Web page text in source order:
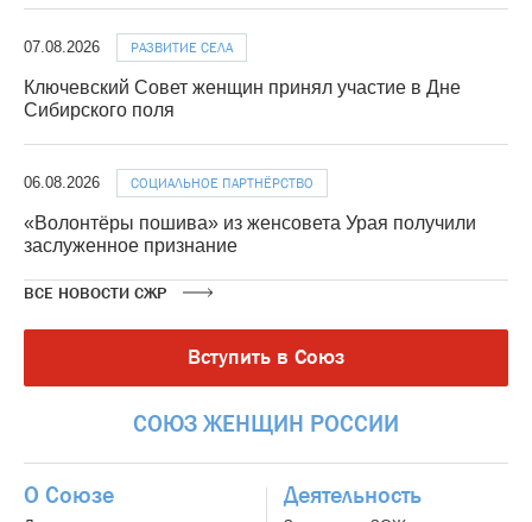
07.08.2026 РАЗВИТИЕ СЕЛА
Ключевский Совет женщин принял участие в Дне
Сибирского поля
06.08.2026 СОЦИАЛЬНОЕ ПАРТНЁРСТВО
«Волонтёры пошива» из женсовета Урая получили
заслуженное признание
ВСЕ НОВОСТИ СЖР
Вступить в Союз
СОЮЗ ЖЕНЩИН РОССИИ
О Союзе Деятельность